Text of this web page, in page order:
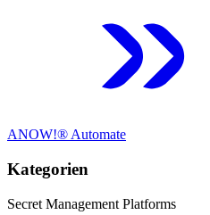
ANOW!® Automate
Kategorien
Secret Management Platforms